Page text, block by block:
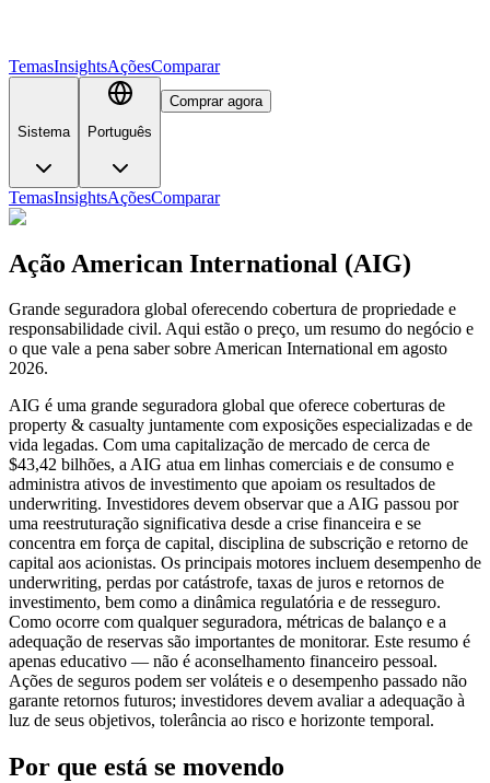
TemasInsightsAçõesComparar
Sistema Português
Comprar agora
TemasInsightsAçõesComparar
Ação American International (AIG)
Grande seguradora global oferecendo cobertura de propriedade e
responsabilidade civil. Aqui estão o preço, um resumo do negócio e
o que vale a pena saber sobre American International em agosto
2026.
AIG é uma grande seguradora global que oferece coberturas de
property & casualty juntamente com exposições especializadas e de
vida legadas. Com uma capitalização de mercado de cerca de
$43,42 bilhões, a AIG atua em linhas comerciais e de consumo e
administra ativos de investimento que apoiam os resultados de
underwriting. Investidores devem observar que a AIG passou por
uma reestruturação significativa desde a crise financeira e se
concentra em força de capital, disciplina de subscrição e retorno de
capital aos acionistas. Os principais motores incluem desempenho de
underwriting, perdas por catástrofe, taxas de juros e retornos de
investimento, bem como a dinâmica regulatória e de resseguro.
Como ocorre com qualquer seguradora, métricas de balanço e a
adequação de reservas são importantes de monitorar. Este resumo é
apenas educativo — não é aconselhamento financeiro pessoal.
Ações de seguros podem ser voláteis e o desempenho passado não
garante retornos futuros; investidores devem avaliar a adequação à
luz de seus objetivos, tolerância ao risco e horizonte temporal.
Por que está se movendo